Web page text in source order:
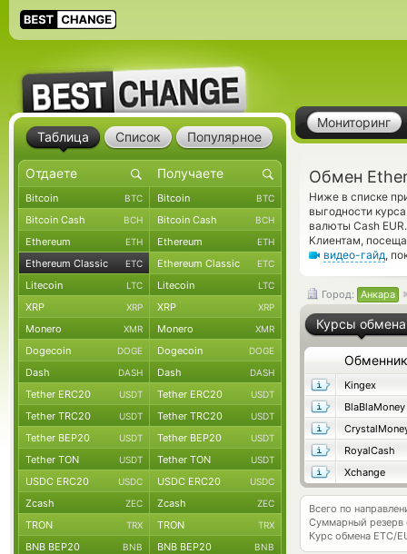
Мониторинг
Обмен
Ниже в списке
выгодности
валюты Cash
Клиентам,
видео-гайд,
Город: Анкара
Курсы обмена
Обменник
Kingex
BlaBlaMoney
RoyalCash
Xchange
Всего по
Суммарный резерв
Курс обмена ETC/
Таблица Список Популярное
Bitcoin BTC Bitcoin BTC
Bitcoin Cash BCH Bitcoin Cash BCH
Ethereum ETH Ethereum ETH
Ethereum Classic ETC Ethereum Classic ETC
Litecoin LTC Litecoin LTC
XRP XRP XRP XRP
Monero XMR Monero XMR
Dogecoin DOGE Dogecoin DOGE
Dash DASH Dash DASH
Tether ERC20 USDT Tether ERC20 USDT
Tether TRC20 USDT Tether TRC20 USDT
Tether BEP20 USDT Tether BEP20 USDT
Tether TON USDT Tether TON USDT
USDC ERC20 USDC USDC ERC20 USDC
Zcash ZEC Zcash ZEC
TRON TRX TRON TRX
BNB BEP20 BNB BNB BEP20 BNB